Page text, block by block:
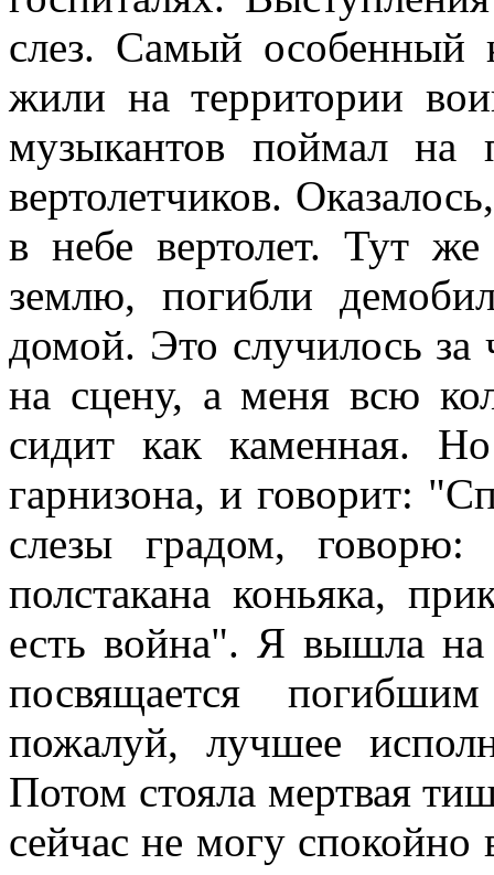
слез. Самый
жили на территории
музыкантов поймал на
вертолетчиков.
в небе вертолет. Тут
землю, погибли
домой. Это случилось
на сцену, а меня всю
сидит как каменная.
гарнизона, и говорит:
слезы градом,
полстакана коньяка,
есть война". Я вышла на
посвящается
пожалуй, лучшее
Потом стояла мертвая
сейчас не могу